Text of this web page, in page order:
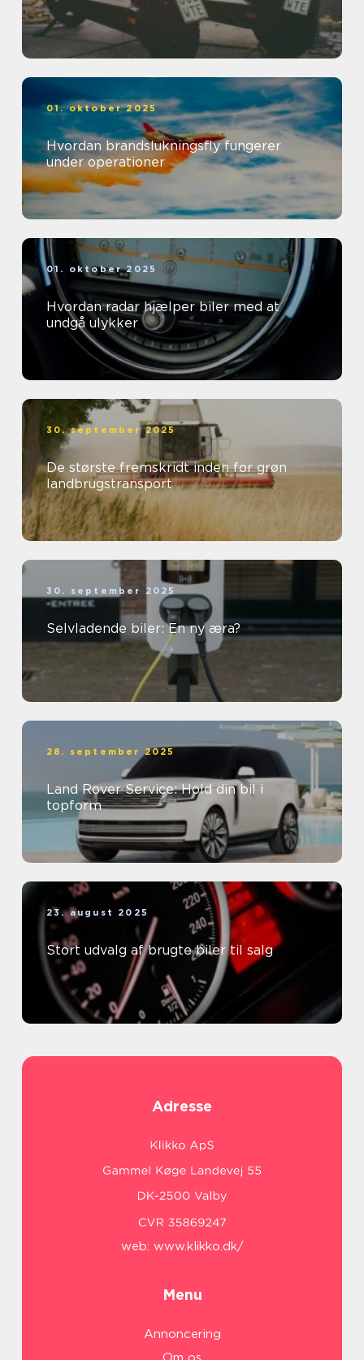
01. oktober 2025
Hvordan brandslukningsfly fungerer
under operationer
01. oktober 2025
Hvordan radar hjælper biler med at
undgå ulykker
30. september 2025
De største fremskridt inden for grøn
landbrugstransport
30. september 2025
Selvladende biler: En ny æra?
28. september 2025
Land Rover Service: Hold din bil i
topform
23. august 2025
Stort udvalg af brugte biler til salg
Adresse
web: www.klikko.dk/
Menu
Annoncering